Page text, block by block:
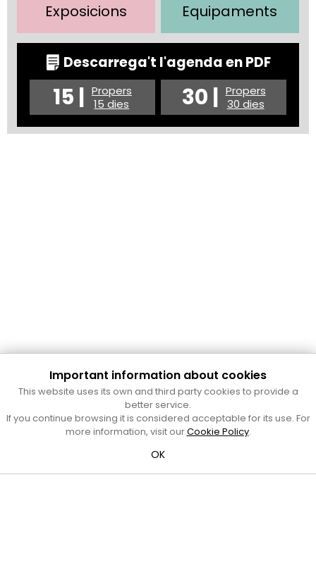
Exposicions Equipaments
Descarrega't l'agenda en PDF
15 | Propers
15 dies
30 | Propers
30 dies
Cultura Mataró
Ajuntament de Mataró
C. de Sant Josep, 9 (Mataró, 08302)
Horari d'obertura: dilluns, dimecres i divendres de 10 a 13 h.
al telèfon al 93 758 23 61
Bústia ciutadana
Important information about cookies
This website uses its own and third party cookies to provide a
better service.
If you continue browsing it is considered acceptable for its use. For
more information, visit ourCookie Policy.
OK